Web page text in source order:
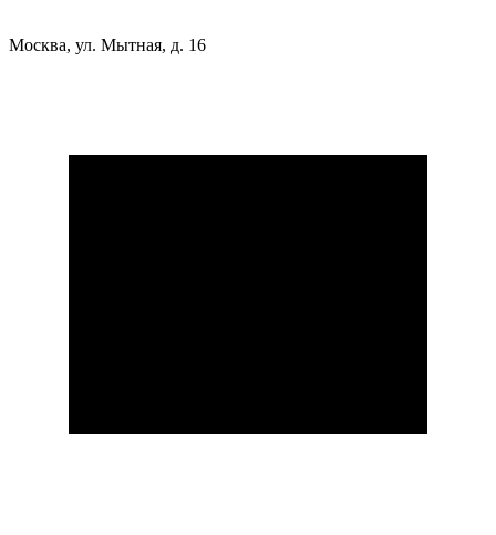
Москва, ул. Мытная, д. 16